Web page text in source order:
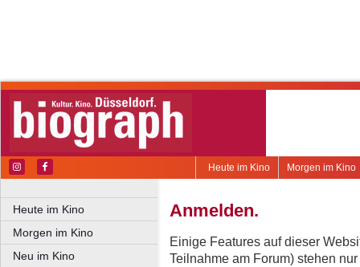
Morgen im Kino
Heute im Kino
Heute im Kino
Morgen im Kino
Neu im Kino
Anmelden.
Einige Features auf dieser
Teilnahme am Forum) stehen